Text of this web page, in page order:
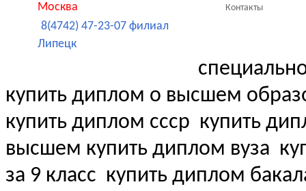
Москва
8(4742) 47-23-07 филиал
Липецк
Контакты
купить диплом о высшем
купить диплом ссср купить
высшем купить диплом вуза
за 9 класс купить диплом